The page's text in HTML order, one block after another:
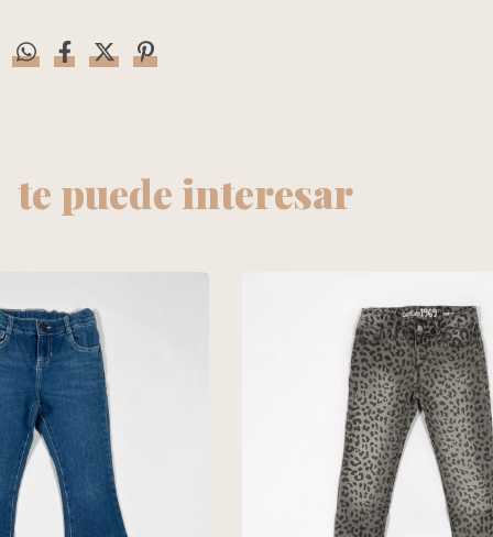
te puede interesar